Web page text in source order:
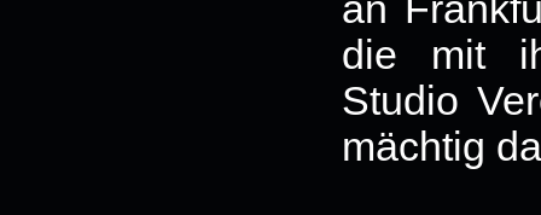
an
die mit
Studio
mächtig